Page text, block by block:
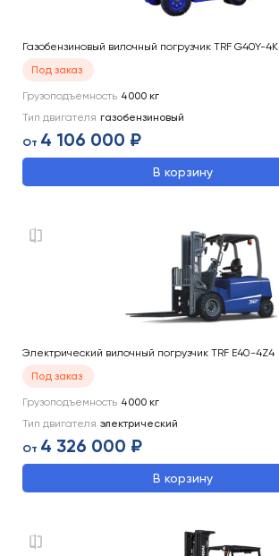
Газобензиновый вилочный погрузчик TRF G40Y-4K
Под заказ
Грузоподъемность 4000 кг
Тип двигателя газобензиновый
От 4 106 000 ₽
В корзину
Электрический вилочный погрузчик TRF E40-4Z4
Под заказ
Грузоподъемность 4000 кг
Тип двигателя электрический
От 4 326 000 ₽
В корзину